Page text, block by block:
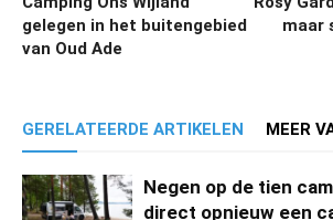
gelegen in het buitengebied
van Oud Ade
maar
GERELATEERDE ARTIKELEN MEER
Negen op de tien
direct opnieuw een